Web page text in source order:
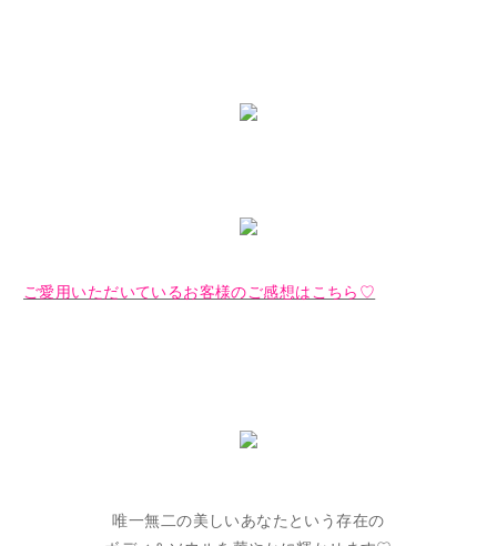
ご愛用いただいているお客様のご感想はこちら♡
唯一無二の美しいあなたという存在の